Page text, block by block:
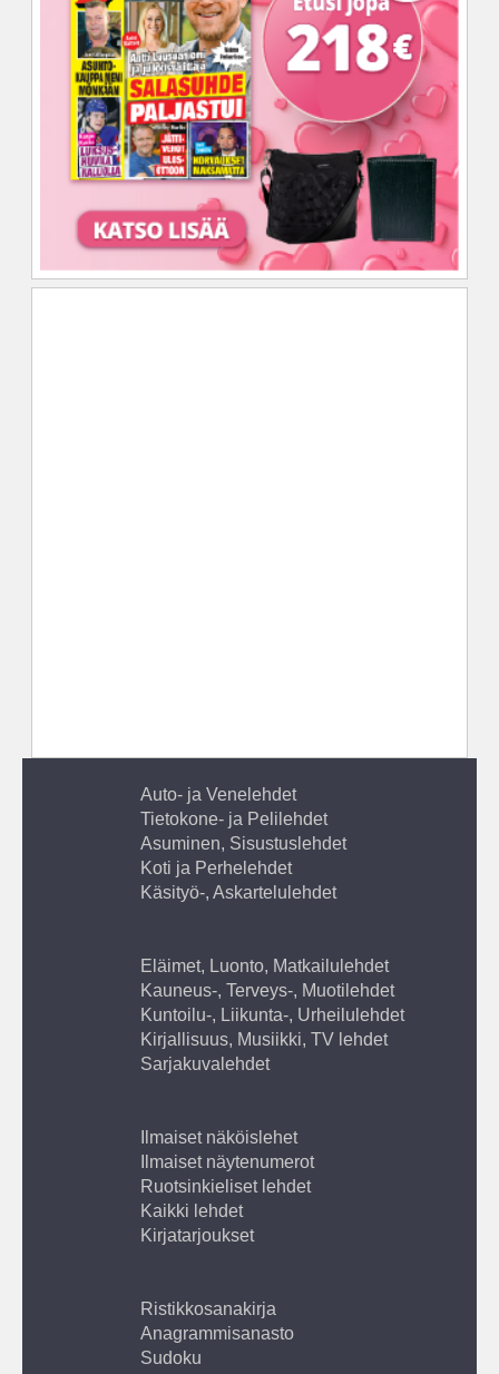
Auto- ja Venelehdet
Tietokone- ja Pelilehdet
Asuminen, Sisustuslehdet
Koti ja Perhelehdet
Käsityö-, Askartelulehdet
Eläimet, Luonto, Matkailulehdet
Kauneus-, Terveys-, Muotilehdet
Kuntoilu-, Liikunta-, Urheilulehdet
Kirjallisuus, Musiikki, TV lehdet
Sarjakuvalehdet
Ilmaiset näköislehet
Ilmaiset näytenumerot
Ruotsinkieliset lehdet
Kaikki lehdet
Kirjatarjoukset
Ristikkosanakirja
Anagrammisanasto
Sudoku